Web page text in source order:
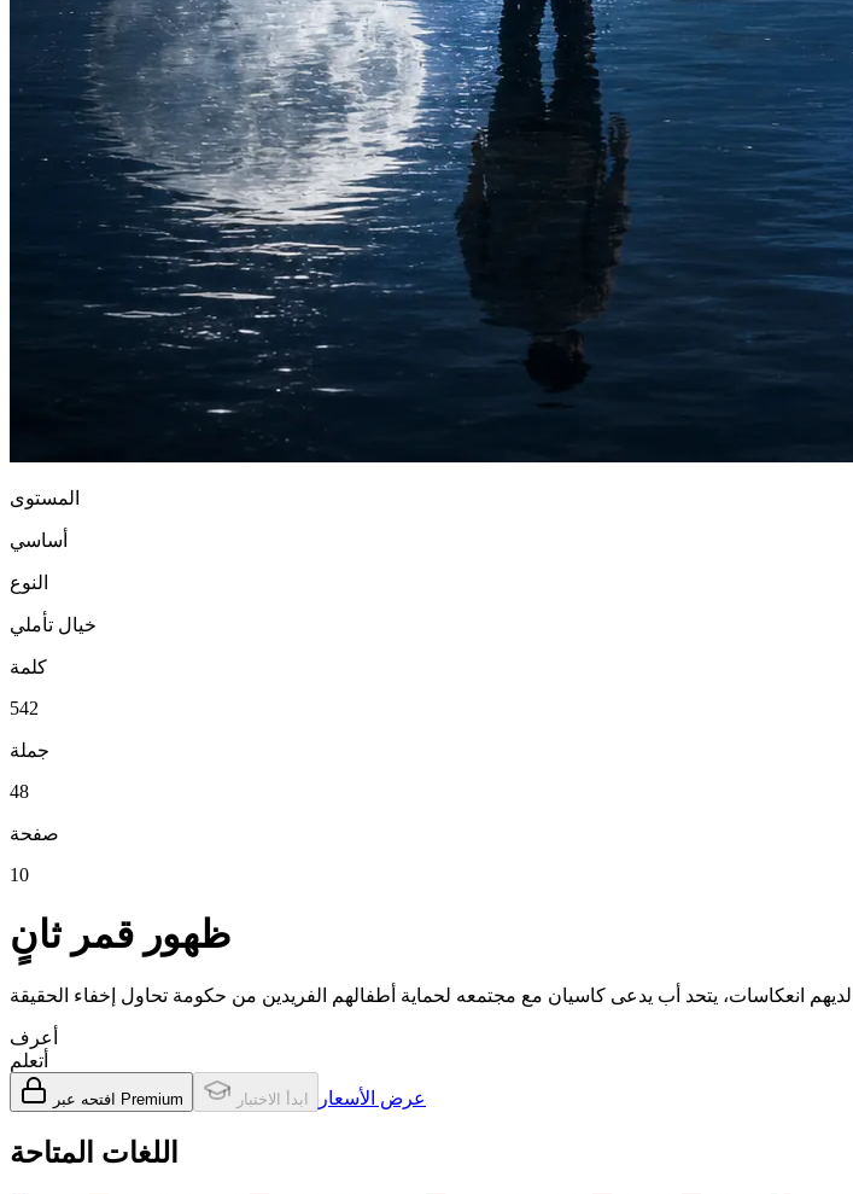
المستوى
أساسي
النوع
خيال تأملي
كلمة
542
جملة
48
صفحة
10
ظهور قمر ثانٍ
أعرف
أتعلم
افتحه عبر Premium ابدأ الاختبار عرض الأسعار
اللغات المتاحة